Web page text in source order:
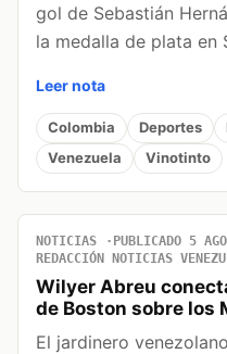
gol de Sebastián
la medalla de plata en
Leer nota
Colombia Deportes
Venezuela
Vinotinto
NOTICIAS PUBLICADO 5
REDACCIÓN NOTICIAS
Wilyer Abreu
de Boston sobre los
El jardinero